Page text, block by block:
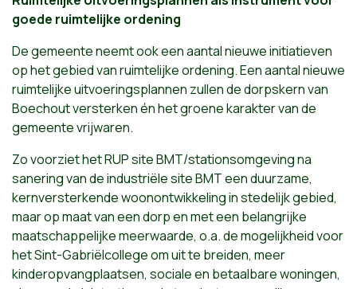
goede ruimtelijke ordening
De gemeente neemt ook een aantal nieuwe initiatieven
op het gebied van ruimtelijke ordening. Een aantal nieuwe
ruimtelijke uitvoeringsplannen zullen de dorpskern van
Boechout versterken én het groene karakter van de
gemeente vrijwaren.
Zo voorziet het RUP site BMT/stationsomgeving na
sanering van de industriële site BMT een duurzame,
kernversterkende woonontwikkeling in stedelijk gebied,
maar op maat van een dorp en met een belangrijke
maatschappelijke meerwaarde, o.a. de mogelijkheid voor
het Sint-Gabriëlcollege om uit te breiden, meer
kinderopvangplaatsen, sociale en betaalbare woningen,